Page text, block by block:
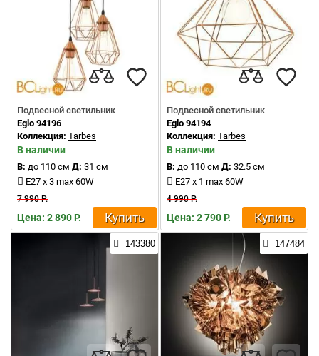
Подвесной светильник
Eglo 94196
Коллекция: Tarbes
В наличии
В: до 110 см Д: 31 см
E27 x 3 max 60W
7 990 Р.
Цена: 2 890 Р. Купить
Подвесной светильник
Eglo 94194
Коллекция: Tarbes
В наличии
В: до 110 см Д: 32.5 см
E27 x 1 max 60W
4 990 Р.
Цена: 2 790 Р. Купить
143380 147484